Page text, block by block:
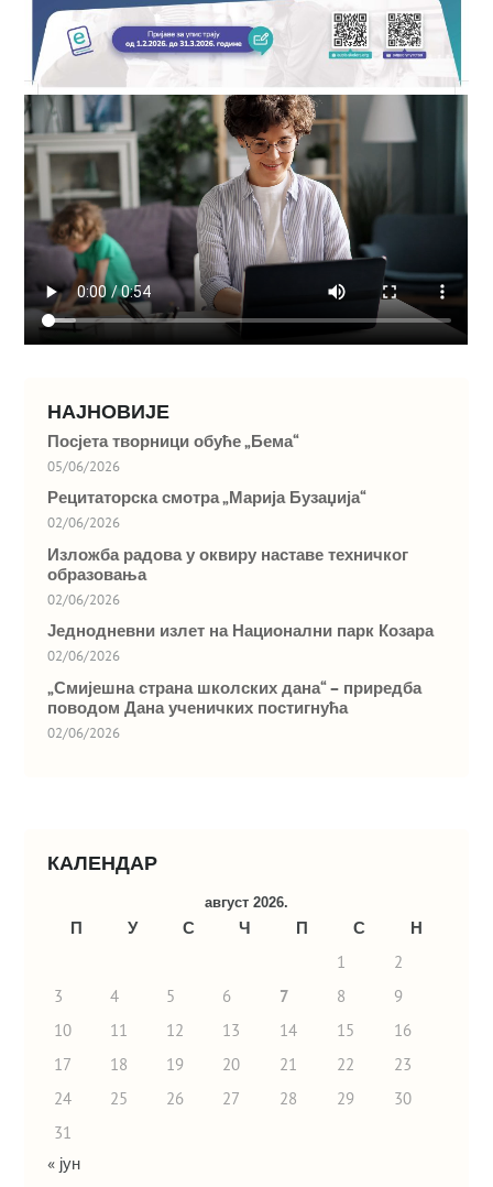
НАЈНОВИЈЕ
Посјета творници обуће „Бема“
05/06/2026
Рецитаторска смотра „Марија Бузаџија“
02/06/2026
Изложба радова у оквиру наставе техничког
образовања
02/06/2026
Једнодневни излет на Национални парк Козара
02/06/2026
„Смијешна страна школских дана“ – приредба
поводом Дана ученичких постигнућа
02/06/2026
КАЛЕНДАР
август 2026.
П У С Ч П С
Н
1
2
3
4 5 6 7 8
9
10
11 12 13 14 15
16
17
18 19 20 21 22
23
24
25 26 27 28 29
30
31
« јун